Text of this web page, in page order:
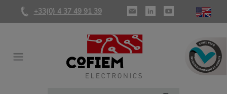
+33(0) 4 37 49 91 39